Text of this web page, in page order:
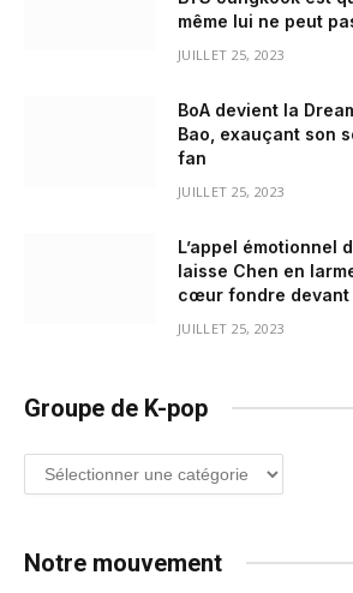
même lui ne peut
JUILLET 25, 2023
BoA devient la
Bao, exauçant son
fan
JUILLET 25, 2023
L’appel émotionnel
laisse Chen en
cœur fondre devant
JUILLET 25, 2023
Groupe de K-pop
Groupe
de
Notre mouvement